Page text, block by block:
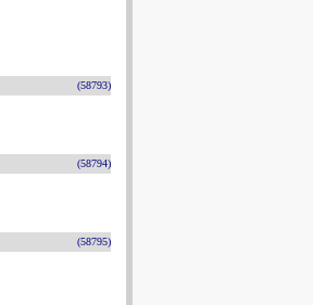
(58793)
(58794)
(58795)